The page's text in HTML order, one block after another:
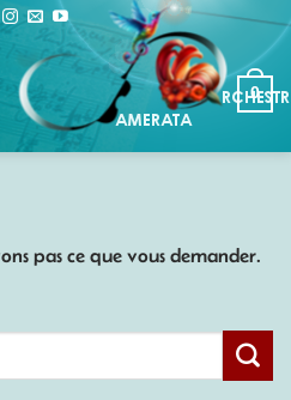
0
pas ce que vous demander.